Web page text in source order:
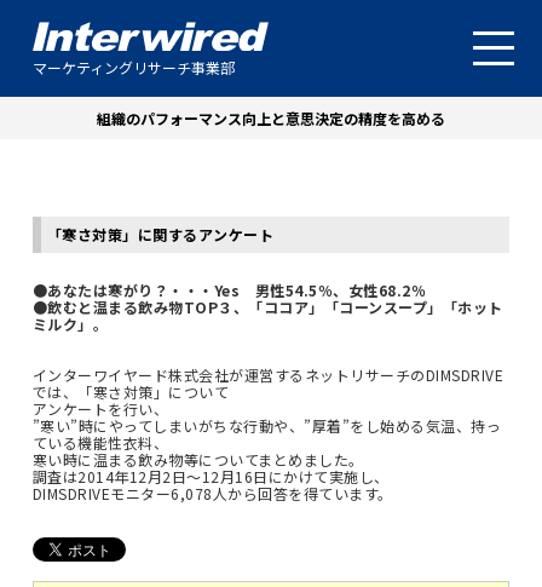
マーケティングリサーチ事業部
組織のパフォーマンス向上と意思決定の精度を高める
「寒さ対策」に関するアンケート
●あなたは寒がり？・・・Yes 男性54.5％、女性68.2％
●飲むと温まる飲み物TOP３、「ココア」「コーンスープ」「ホット
ミルク」。
インターワイヤード株式会社が運営するネットリサーチのDIMSDRIVE
では、「寒さ対策」について
アンケートを行い、
”寒い”時にやってしまいがちな行動や、”厚着”をし始める気温、持っ
ている機能性衣料、
寒い時に温まる飲み物等についてまとめました。
調査は2014年12月2日～12月16日にかけて実施し、
DIMSDRIVEモニター6,078人から回答を得ています。